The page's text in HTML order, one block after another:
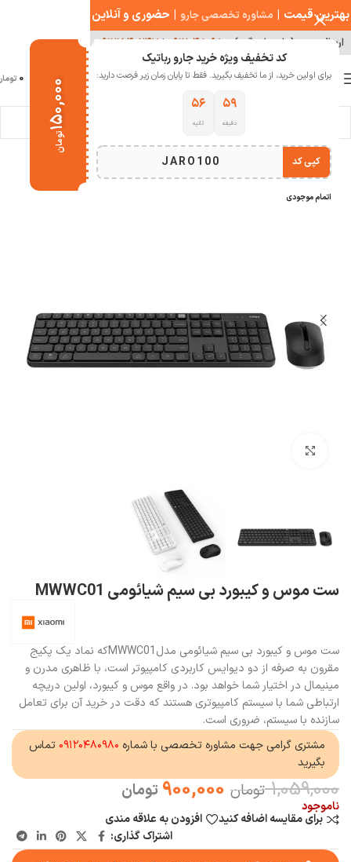
کد تخفیف ویژه خرید جارو رباتیک
برای اولین خرید، از ما تخفیف بگیرید. فقط تا پایان زمان زیر فرصت دارید:
۵۹
دقیقه
۵۵
ثانیه
JARO100 کپی کد
۱۵۰,۰۰۰
تومان
منو 0
خانه
-15%
اتمام موجودی
ست موس و کیبورد بی سیم شیائومی MWWC01
ست موس و کیبورد بی سیم شیائومی مدلMWWC01که نماد یک پکیج
مقرون به صرفه از دو دیوایس کاربردی کامپیوتر است، با ظاهری مدرن و
مینیمال در اختیار شما خواهد بود. در واقع موس و کیبورد، اولین دریچه
ارتباطی شما با سیستم کامپیوتری هستند که دقت در خرید آن برای تعامل
سازنده با سیستم، ضروری است.
مشتری گرامی جهت مشاوره تخصصی با شماره ۰۹۱۲۰۴۸۰۹۸۰ تماس
بگیرید
1,059,000 تومان 900,000 تومان
ناموجود
برای مقایسه اضافه کنید
افزودن به علاقه مندی
اشتراک گذاری:
بهترین قیمت | مشاوره تخصصی جارو | حضوری و آنلاین
ارسال سریع ( با هماهنگی ) ۰۹۱۲۰۴۸۰۹۸۰ | ۰۹۱۲۱۵۴۰۲۴۷